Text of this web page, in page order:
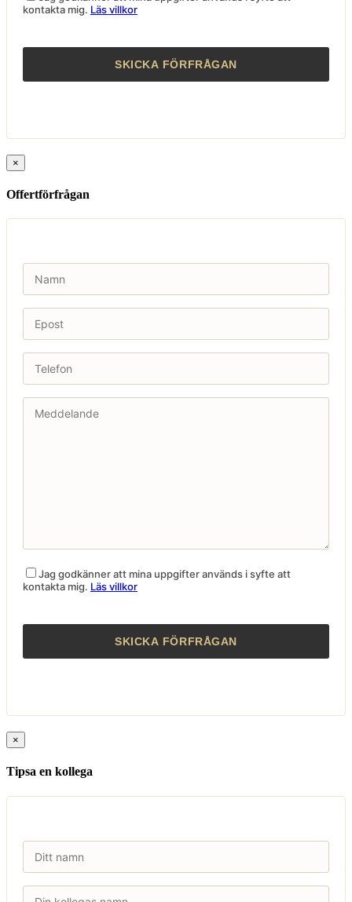
kontakta mig. Läs villkor
×
Offertförfrågan
Jag godkänner att mina uppgifter används i syfte att
kontakta mig. Läs villkor
×
Tipsa en kollega